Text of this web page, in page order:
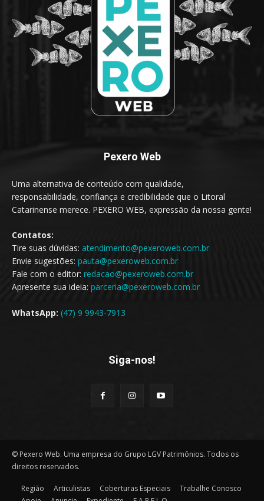
Pexero Web
Uma alternativa de conteúdo com qualidade,
responsabilidade, confiança e credibilidade que o Litoral
Catarinense merece. PEXERO WEB, expressão da nossa gente!
Contatos:
Tire suas dúvidas: atendimento@pexeroweb.com.br
Envie sugestões: pauta@pexeroweb.com.br
Fale com o editor: redacao@pexeroweb.com.br
Apresente sua ideia: parceria@pexeroweb.com.br
WhatsApp: (47) 9 9943-7913
Siga-nos!
© Pexero Web. Uma empresa do Grupo LGV Patrimônios. Todos os
direitos reservados.
Região Articulistas Coberturas Especiais
Trabalhe Conosco